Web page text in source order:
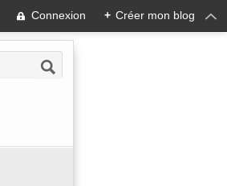
Connexion + Créer mon blog